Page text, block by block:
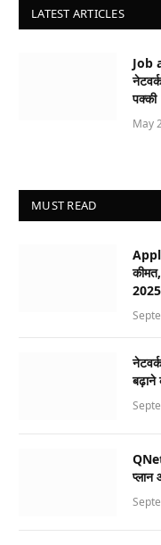
LATEST ARTICLES
Job
पक्की
May
MUST READ
2025
बढ़ाने
प्लान